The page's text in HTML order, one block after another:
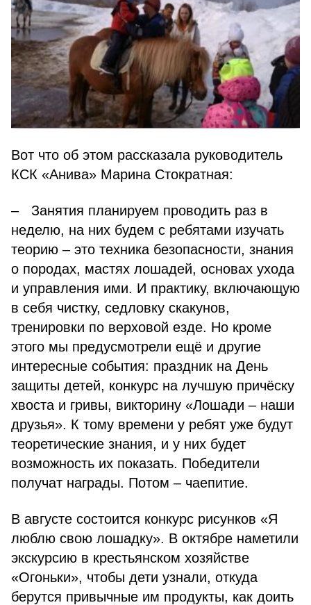
Вот что об этом рассказала руководитель
КСК «Анива» Марина Стократная:
– Занятия планируем проводить раз в
неделю, на них будем с ребятами изучать
теорию – это техника безопасности, знания
о породах, мастях лошадей, основах ухода
и управления ими. И практику, включающую
в себя чистку, седловку скакунов,
тренировки по верховой езде. Но кроме
этого мы предусмотрели ещё и другие
интересные события: праздник на День
защиты детей, конкурс на лучшую причёску
хвоста и гривы, викторину «Лошади – наши
друзья». К тому времени у ребят уже будут
теоретические знания, и у них будет
возможность их показать. Победители
получат награды. Потом – чаепитие.
В августе состоится конкурс рисунков «Я
люблю свою лошадку». В октябре наметили
экскурсию в крестьянском хозяйстве
«Огоньки», чтобы дети узнали, откуда
берутся привычные им продукты, как доить